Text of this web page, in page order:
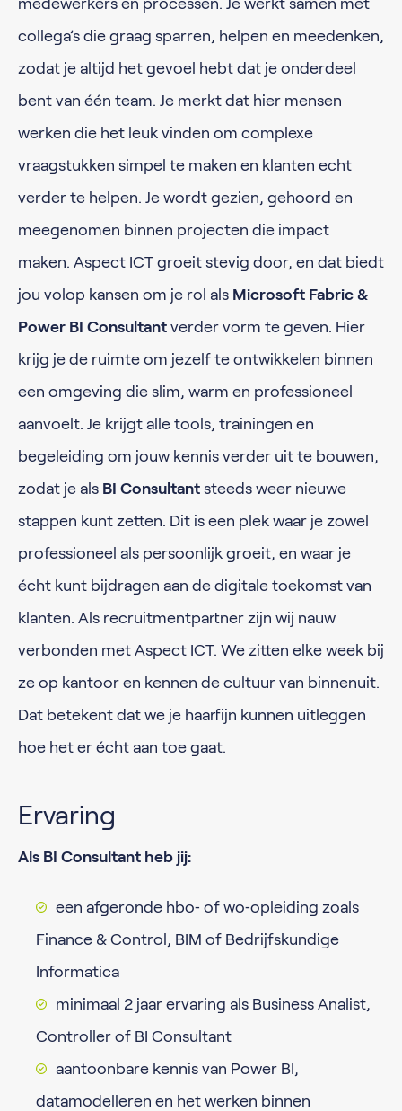
collega’s die graag sparren, helpen en meedenken,
zodat je altijd het gevoel hebt dat je onderdeel
bent van één team. Je merkt dat hier mensen
werken die het leuk vinden om complexe
vraagstukken simpel te maken en klanten echt
verder te helpen. Je wordt gezien, gehoord en
meegenomen binnen projecten die impact
maken. Aspect ICT groeit stevig door, en dat biedt
jou volop kansen om je rol als Microsoft Fabric &
Power BI Consultant verder vorm te geven. Hier
krijg je de ruimte om jezelf te ontwikkelen binnen
een omgeving die slim, warm en professioneel
aanvoelt. Je krijgt alle tools, trainingen en
begeleiding om jouw kennis verder uit te bouwen,
zodat je als BI Consultant steeds weer nieuwe
stappen kunt zetten. Dit is een plek waar je zowel
professioneel als persoonlijk groeit, en waar je
écht kunt bijdragen aan de digitale toekomst van
klanten. Als recruitmentpartner zijn wij nauw
verbonden met Aspect ICT. We zitten elke week bij
ze op kantoor en kennen de cultuur van binnenuit.
Dat betekent dat we je haarfijn kunnen uitleggen
hoe het er écht aan toe gaat.
Ervaring
Als BI Consultant heb jij:
een afgeronde hbo‑ of wo‑opleiding zoals
Finance & Control, BIM of Bedrijfskundige
Informatica
minimaal 2 jaar ervaring als Business Analist,
Controller of BI Consultant
aantoonbare kennis van Power BI,
datamodelleren en het werken binnen